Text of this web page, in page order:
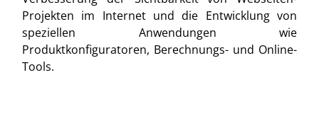
Projekten im Internet und die Entwicklung von
speziellen Anwendungen wie
Produktkonfiguratoren, Berechnungs- und Online-
Tools.